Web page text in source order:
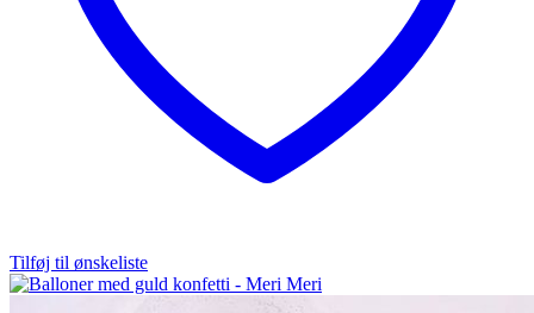
Tilføj til ønskeliste